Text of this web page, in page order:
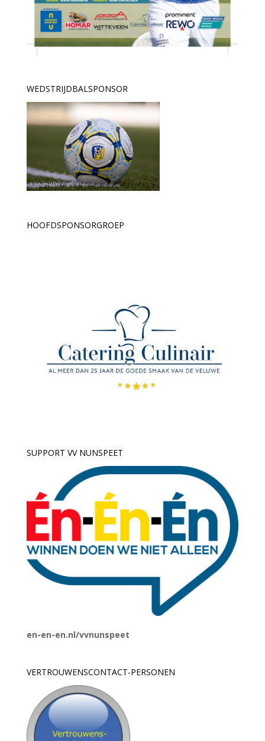
WEDSTRIJDBALSPONSOR
HOOFDSPONSORGROEP
SUPPORT VV NUNSPEET
en-en-en.nl/vvnunspeet
VERTROUWENSCONTACT-PERSONEN